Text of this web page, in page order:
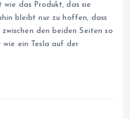
wie das Produkt, das sie
bleibt nur zu hoffen, dass
den beiden Seiten so
wie ein Tesla auf der